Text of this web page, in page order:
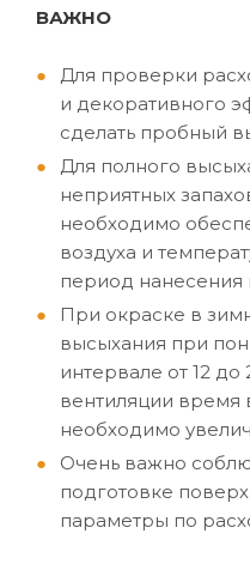
ВАЖНО
Для проверки
и декоративного
сделать пробный
Для полного
неприятных
необходимо
воздуха и
период нанесения
При окраске в
высыхания при
интервале от 12 до
вентиляции время
необходимо
Очень важно
подготовке
параметры по